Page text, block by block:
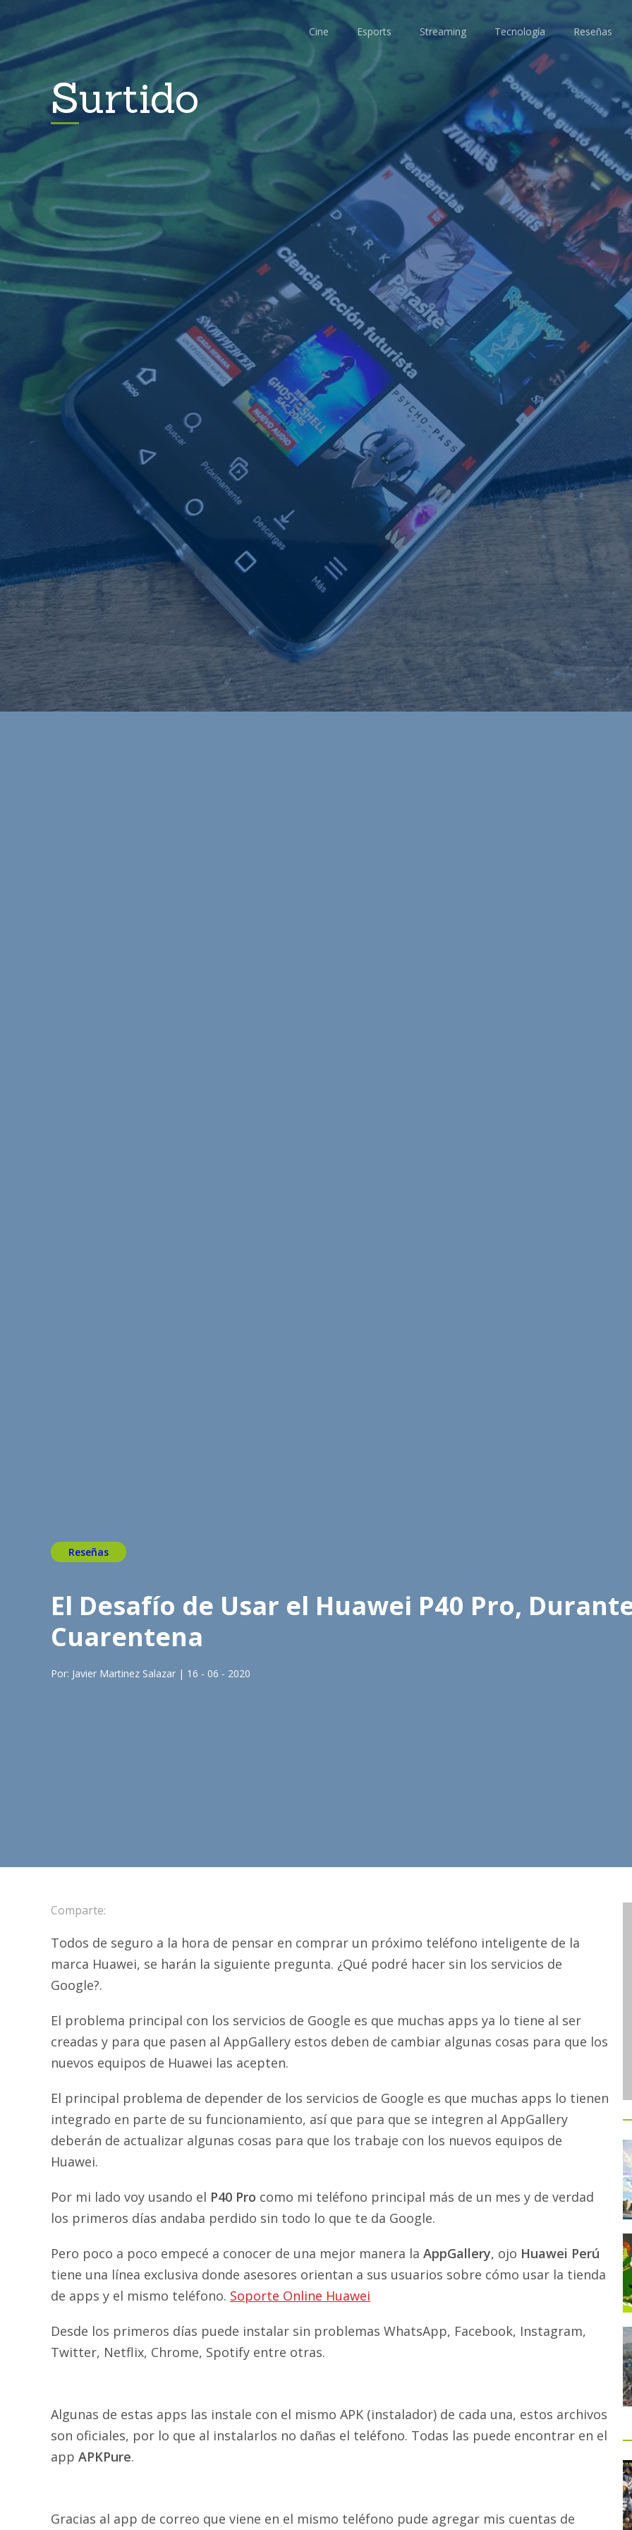
Cine Esports Streaming Tecnología Reseñas
Surtido
Reseñas
El Desafío de Usar el Huawei P40 Pro,
Cuarentena
Por: Javier Martinez Salazar | 16 - 06 - 2020
Comparte:
Todos de seguro a la hora de pensar en comprar un próximo teléfono inteligente de la
marca Huawei, se harán la siguiente pregunta. ¿Qué podré hacer sin los servicios de
Google?.
El problema principal con los servicios de Google es que muchas apps ya lo tiene al ser
creadas y para que pasen al AppGallery estos deben de cambiar algunas cosas para que los
nuevos equipos de Huawei las acepten.
El principal problema de depender de los servicios de Google es que muchas apps lo tienen
integrado en parte de su funcionamiento, así que para que se integren al AppGallery
deberán de actualizar algunas cosas para que los trabaje con los nuevos equipos de
Huawei.
Por mi lado voy usando el P40 Pro como mi teléfono principal más de un mes y de verdad
los primeros días andaba perdido sin todo lo que te da Google.
Pero poco a poco empecé a conocer de una mejor manera la AppGallery, ojo Huawei Perú
tiene una línea exclusiva donde asesores orientan a sus usuarios sobre cómo usar la tienda
de apps y el mismo teléfono. Soporte Online Huawei
Desde los primeros días puede instalar sin problemas WhatsApp, Facebook, Instagram,
Twitter, Netflix, Chrome, Spotify entre otras.
Algunas de estas apps las instale con el mismo APK (instalador) de cada una, estos archivos
son oficiales, por lo que al instalarlos no dañas el teléfono. Todas las puede encontrar en el
app APKPure.
Gracias al app de correo que viene en el mismo teléfono pude agregar mis cuentas de